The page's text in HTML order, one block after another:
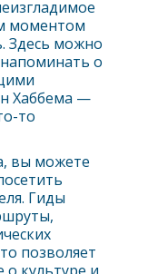
моментом
. Здесь можно
о
Хаббема —
то
вы можете
Гиды
позволяет